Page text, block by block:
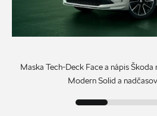
Maska Tech-Deck Face a nápis
Modern Solid a